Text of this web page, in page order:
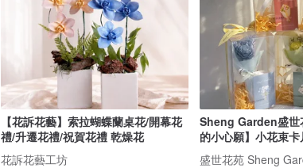
【花訴花藝】索拉蝴蝶蘭桌花/開幕花
禮/升遷花禮/祝賀花禮 乾燥花
花訴花藝工坊
Sheng Garden盛世
的小心願】小花束卡
盛世花苑 Sheng